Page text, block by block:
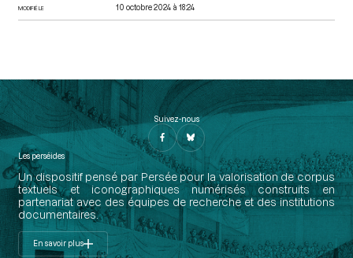
MODIFIÉ LE 10 octobre 2024 à 18:24
Suivez-nous
Les perséides
Un dispositif pensé par Persée pour la valorisation de corpus
textuels et iconographiques numérisés construits en
partenariat avec des équipes de recherche et des institutions
documentaires.
En savoir plus